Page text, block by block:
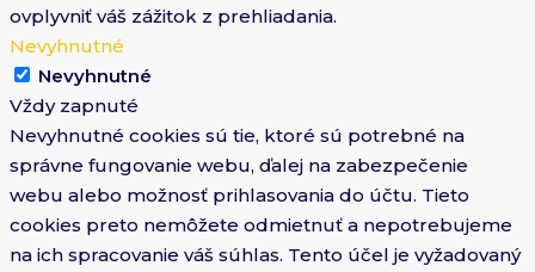
ovplyvniť váš zážitok z prehliadania.
Nevyhnutné
Nevyhnutné
Vždy zapnuté
Nevyhnutné cookies sú tie, ktoré sú potrebné na
správne fungovanie webu, ďalej na zabezpečenie
webu alebo možnosť prihlasovania do účtu. Tieto
cookies preto nemôžete odmietnuť a nepotrebujeme
na ich spracovanie váš súhlas. Tento účel je vyžadovaný